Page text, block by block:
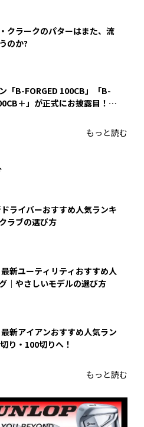
クラークのパターはまた、流
のか?
「B-FORGED 100CB」「B-
＋」が正式にお披露目！
もっと読む
ライバーおすすめ人気ランキ
ラブの選び方
最新ユーティリティおすすめ人
｜やさしいモデルの選び方
最新アイアンおすすめ人気ラン
り・100切りへ！
もっと読む